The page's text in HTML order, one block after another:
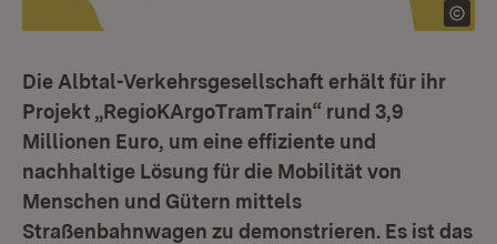
Die Albtal-Verkehrsgesellschaft erhält für ihr
Projekt „RegioKArgoTramTrain“ rund 3,9
Millionen Euro, um eine effiziente und
nachhaltige Lösung für die Mobilität von
Menschen und Gütern mittels
Straßenbahnwagen zu demonstrieren. Es ist das